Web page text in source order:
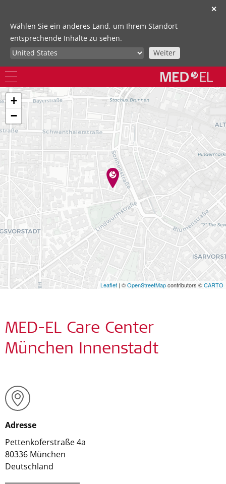
✕
Wählen Sie ein anderes Land, um Ihrem Standort
entsprechende Inhalte zu sehen.
Weiter
+
−
Leaflet | ©OpenStreetMapcontributors ©CARTO
MED-EL Care Center
München Innenstadt
Adresse
Pettenkoferstraße 4a
80336 München
Deutschland